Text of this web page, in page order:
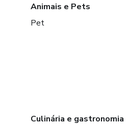
Animais e Pets
Pet
Culinária e gastronomia